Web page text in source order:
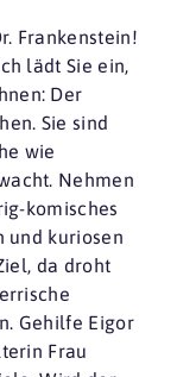
Frankenstein!
lädt Sie ein,
Der
Sie sind
wie
Nehmen
komisches
und kuriosen
da droht
Gehilfe Eigor
Frau